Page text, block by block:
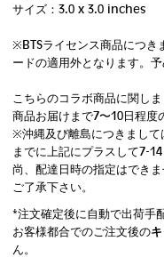
サイズ：3.0 x 3.0 inches
※BTSライセンス商品につき
ードの適用外となります。予
こちらのコラボ商品に関しま
商品お届けまで7〜10日程度
※沖縄及び離島につきまし
までに上記にプラスして7-
尚、配達日時の指定はでき
ご了承下さい。
*注文確定後に自動で出荷手
お客様都合でのご注文後の
ん。